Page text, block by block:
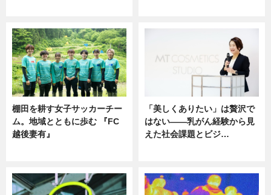
棚田を耕す女子サッカーチー
ム。地域とともに歩む 『FC
越後妻有』
「美しくありたい」は贅沢で
はない――乳がん経験から見
えた社会課題とビジ…